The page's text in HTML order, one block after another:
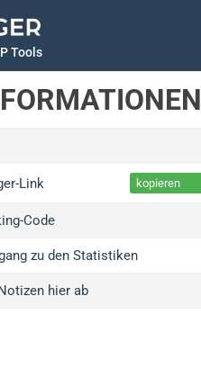
Tools
Link kopieren
Code
zu den Statistiken
hier ab